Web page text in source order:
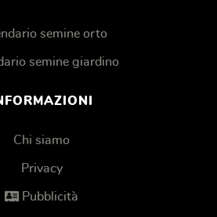
semine orto
semine giardino
Chi siamo
Privacy
Pubblicità